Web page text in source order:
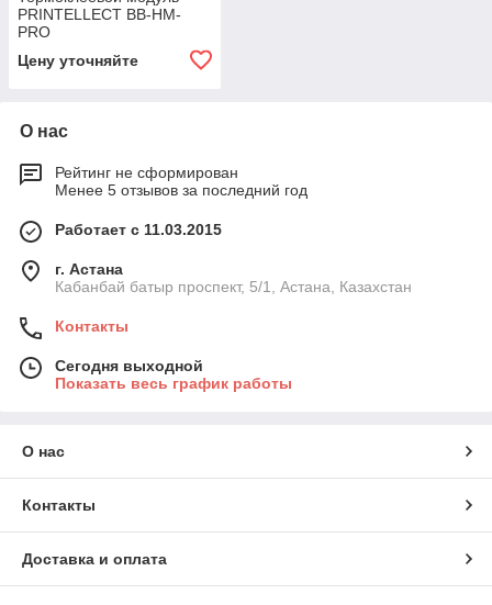
PRINTELLECT BB-HM-
PRO
Цену уточняйте
О нас
Рейтинг не сформирован
Менее 5 отзывов за последний год
Работает с 11.03.2015
г. Астана
Кабанбай батыр проспект, 5/1, Астана, Казахстан
Контакты
Сегодня выходной
Показать весь график работы
О нас
Контакты
Доставка и оплата